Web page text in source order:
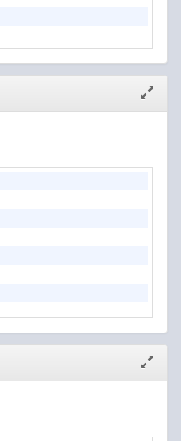
janela
janela